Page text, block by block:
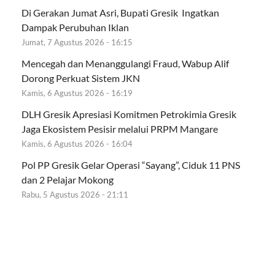
Di Gerakan Jumat Asri, Bupati Gresik Ingatkan
Dampak Perubuhan Iklan
Jumat, 7 Agustus 2026 - 16:15
Mencegah dan Menanggulangi Fraud, Wabup Alif
Dorong Perkuat Sistem JKN
Kamis, 6 Agustus 2026 - 16:19
DLH Gresik Apresiasi Komitmen Petrokimia Gresik
Jaga Ekosistem Pesisir melalui PRPM Mangare
Kamis, 6 Agustus 2026 - 16:04
Pol PP Gresik Gelar Operasi “Sayang”, Ciduk 11 PNS
dan 2 Pelajar Mokong
Rabu, 5 Agustus 2026 - 21:11